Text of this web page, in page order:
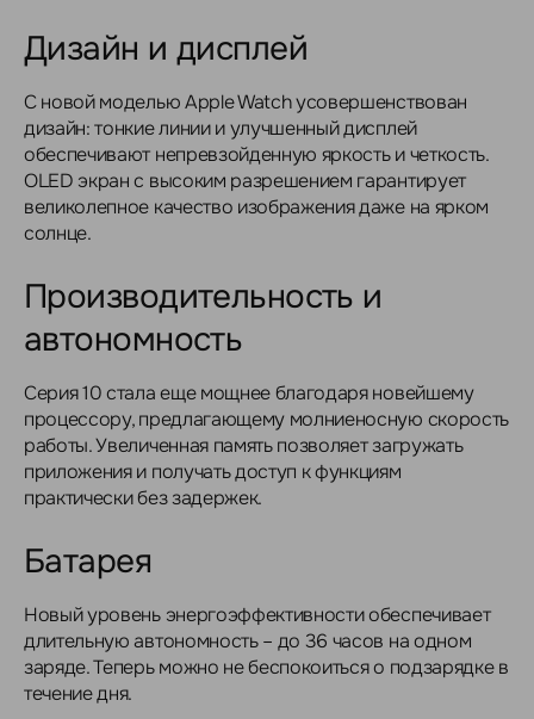
Дизайн и дисплей
С новой моделью Apple Watch усовершенствован
дизайн: тонкие линии и улучшенный дисплей
обеспечивают непревзойденную яркость и четкость.
OLED экран с высоким разрешением гарантирует
великолепное качество изображения даже на ярком
солнце.
Производительность и
автономность
Серия 10 стала еще мощнее благодаря новейшему
процессору, предлагающему молниеносную скорость
работы. Увеличенная память позволяет загружать
приложения и получать доступ к функциям
практически без задержек.
Батарея
Новый уровень энергоэффективности обеспечивает
длительную автономность – до 36 часов на одном
заряде. Теперь можно не беспокоиться о подзарядке в
течение дня.